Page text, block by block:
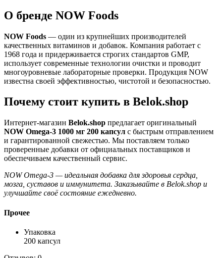
О бренде NOW Foods
NOW Foods — один из крупнейших производителей
качественных витаминов и добавок. Компания работает с
1968 года и придерживается строгих стандартов GMP,
использует современные технологии очистки и проводит
многоуровневые лабораторные проверки. Продукция NOW
известна своей эффективностью, чистотой и безопасностью.
Почему стоит купить в Belok.shop
Интернет-магазин Belok.shop предлагает оригинальный
NOW Omega-3 1000 мг 200 капсул с быстрым отправлением
и гарантированной свежестью. Мы поставляем только
проверенные добавки от официальных поставщиков и
обеспечиваем качественный сервис.
NOW Omega-3 — идеальная добавка для здоровья сердца,
мозга, суставов и иммунитета. Заказывайте в Belok.shop и
улучшайте своё состояние ежедневно.
Прочее
Упаковка
200 капсул